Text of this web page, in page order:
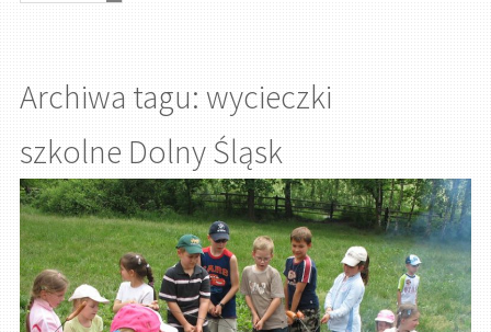
Archiwa tagu: wycieczki
szkolne Dolny Śląsk